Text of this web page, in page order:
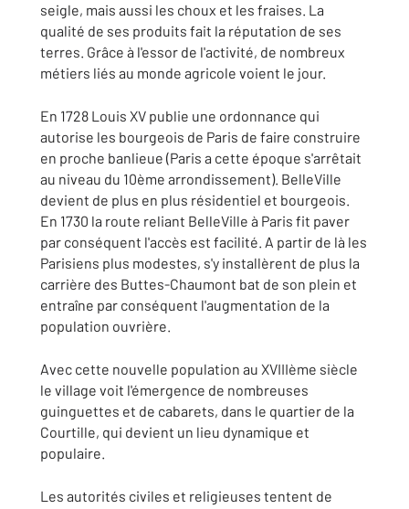
seigle, mais aussi les choux et les fraises. La
qualité de ses produits fait la réputation de ses
terres. Grâce à l'essor de l'activité, de nombreux
métiers liés au monde agricole voient le jour.
En 1728 Louis XV publie une ordonnance qui
autorise les bourgeois de Paris de faire construire
en proche banlieue (Paris a cette époque s'arrêtait
au niveau du 10ème arrondissement). BelleVille
devient de plus en plus résidentiel et bourgeois.
En 1730 la route reliant BelleVille à Paris fit paver
par conséquent l'accès est facilité. A partir de là les
Parisiens plus modestes, s'y installèrent de plus la
carrière des Buttes-Chaumont bat de son plein et
entraîne par conséquent l'augmentation de la
population ouvrière.
Avec cette nouvelle population au XVIIIème siècle
le village voit l'émergence de nombreuses
guinguettes et de cabarets, dans le quartier de la
Courtille, qui devient un lieu dynamique et
populaire.
Les autorités civiles et religieuses tentent de